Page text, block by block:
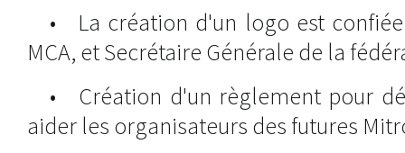
• La création d'un logo est confiée
MCA, et Secrétaire Générale de la
• Création d'un règlement pour
aider les organisateurs des futures